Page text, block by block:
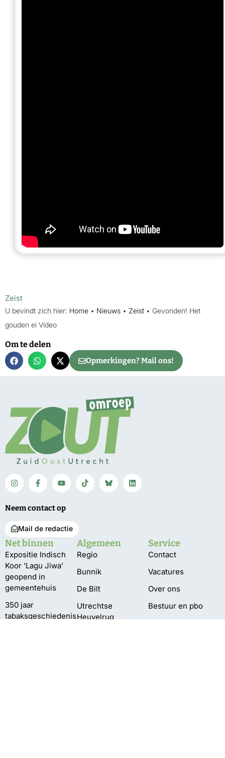
Zeist
U bevindt zich hier: Home • Nieuws • Zeist • Gevonden! Het
gouden ei Video
Om te delen
Opmerkingen? Mail ons!
Neem contact op
Mail de redactie
Net binnen
Expositie Indisch
Koor ‘Lagu Jiwa’
geopend in
gemeentehuis
350 jaar
tabaksgeschiedenis
Algemeen
Regio
Bunnik
De Bilt
Utrechtse
Heuvelrug
Service
Contact
Vacatures
Over ons
Bestuur en pbo